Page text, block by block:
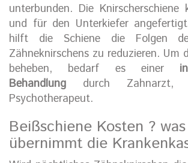
unterbunden. Die
und für den Unterkiefer
hilft die Schiene die Folgen
Zähneknirschens zu reduzieren. Um
beheben, bedarf es einer
Behandlung durch Zahnarzt,
Psychotherapeut.
Beißschiene Kosten ? was
übernimmt die